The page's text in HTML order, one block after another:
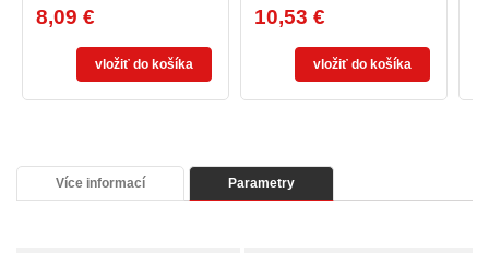
A TERASOVÉ DVERE
BIELA
Cena
8,09 €
vložiť do košíka
Cena
10,53 €
vložiť do košíka
Více informací Parametry